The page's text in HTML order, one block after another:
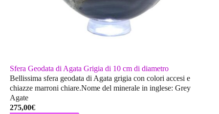
Sfera Geodata di Agata Grigia di 10 cm di diametro
Bellissima sfera geodata di Agata grigia con colori accesi e
chiazze marroni chiare.Nome del minerale in inglese: Grey
Agate
275,00€